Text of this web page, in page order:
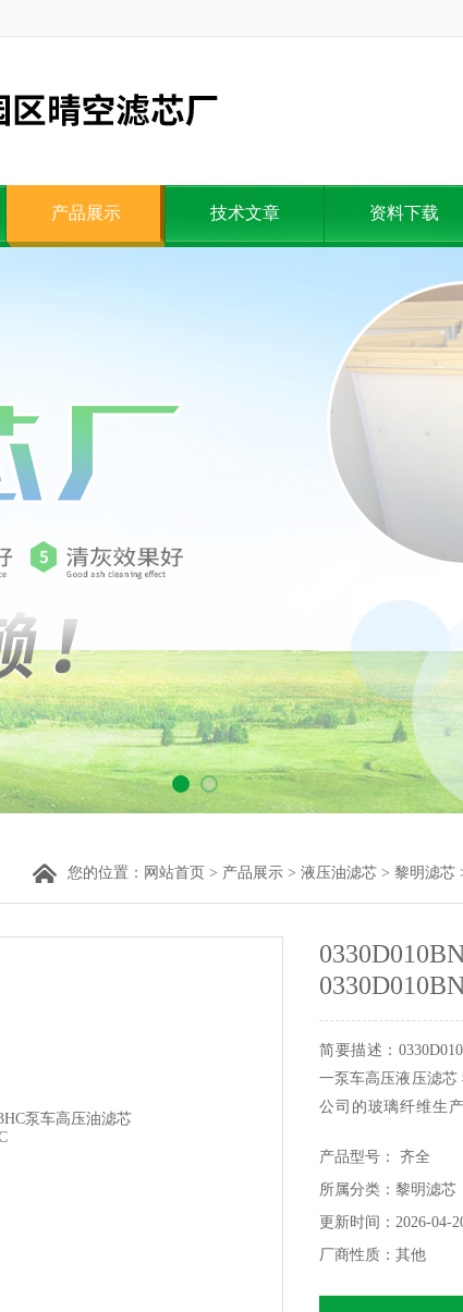
产品展示 技术文章 资料下载
您的位置： 网站首页 > 产品展示 > 液压油滤芯 > 黎明滤芯
简要描述：
一泵车高压液压滤
公司的玻璃纤维生
常、液压油的清洁
滤介质，这除了玻璃
产品型号： 齐全
所属分类：黎明滤芯
更新时间：2026-04-
厂商性质：其他